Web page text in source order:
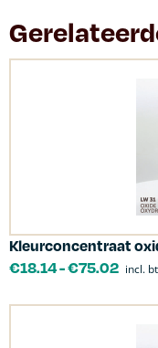
Kleurconcentraat
€18.14-€75.02 incl.